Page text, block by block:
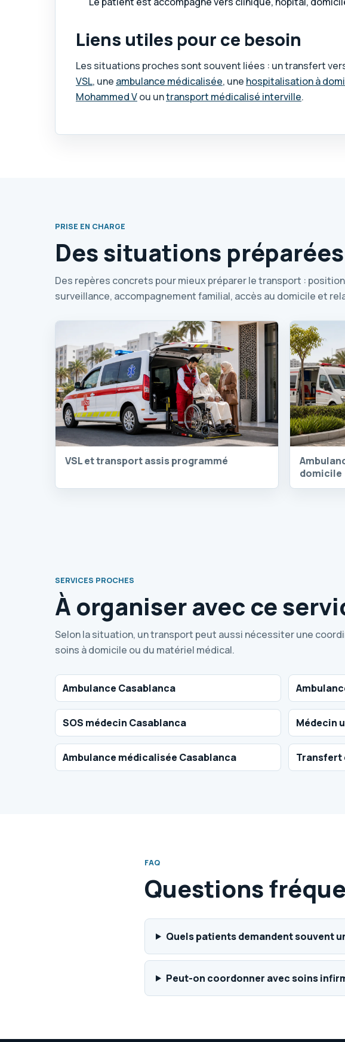
Liens utiles pour ce besoin
Les situations proches sont souvent liées : un transfert
VSL, une ambulance médicalisée, une hospitalisation à
Mohammed Vou untransport médicalisé interville.
PRISE EN CHARGE
Des situations
Des repères concrets pour mieux préparer le transport :
surveillance, accompagnement familial, accès au domicile et
VSL et transport assis programmé
domicile
SERVICES PROCHES
À organiser avec ce
Selon la situation, un transport peut aussi nécessiter une
soins à domicile ou du matériel médical.
Ambulance Casablanca
SOS médecin Casablanca Médecin
Ambulance médicalisée Casablanca Transfert
FAQ
Questions
Quels patients demandent souvent
Peut-on coordonner avec soins